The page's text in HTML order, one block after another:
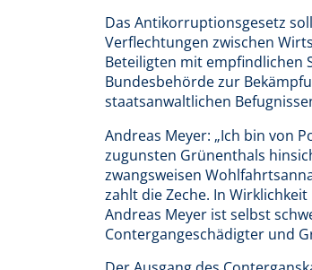
Das Antikorruptionsgesetz
Verflechtungen zwischen
Beteiligten mit empfindlichen
Bundesbehörde zur
staatsanwaltlichen
Andreas Meyer: „Ich bin von
zugunsten Grünenthals
zwangsweisen
zahlt die Zeche. In
Andreas Meyer ist selbst
Contergangeschädigter und